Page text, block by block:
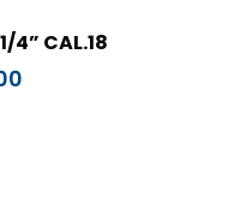
4” CAL.18